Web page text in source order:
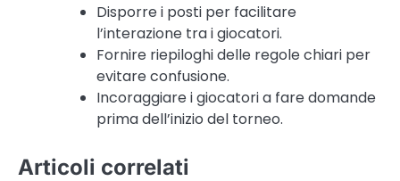
Disporre i posti per facilitare
l’interazione tra i giocatori.
Fornire riepiloghi delle regole chiari per
evitare confusione.
Incoraggiare i giocatori a fare domande
prima dell’inizio del torneo.
Articoli correlati